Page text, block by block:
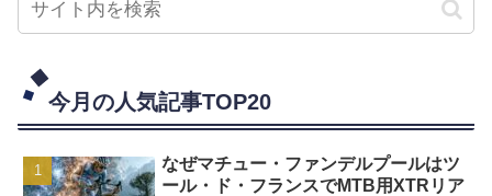
今月の人気記事TOP20
なぜマチュー・ファンデルプールはツ
ール・ド・フランスでMTB用XTRリア